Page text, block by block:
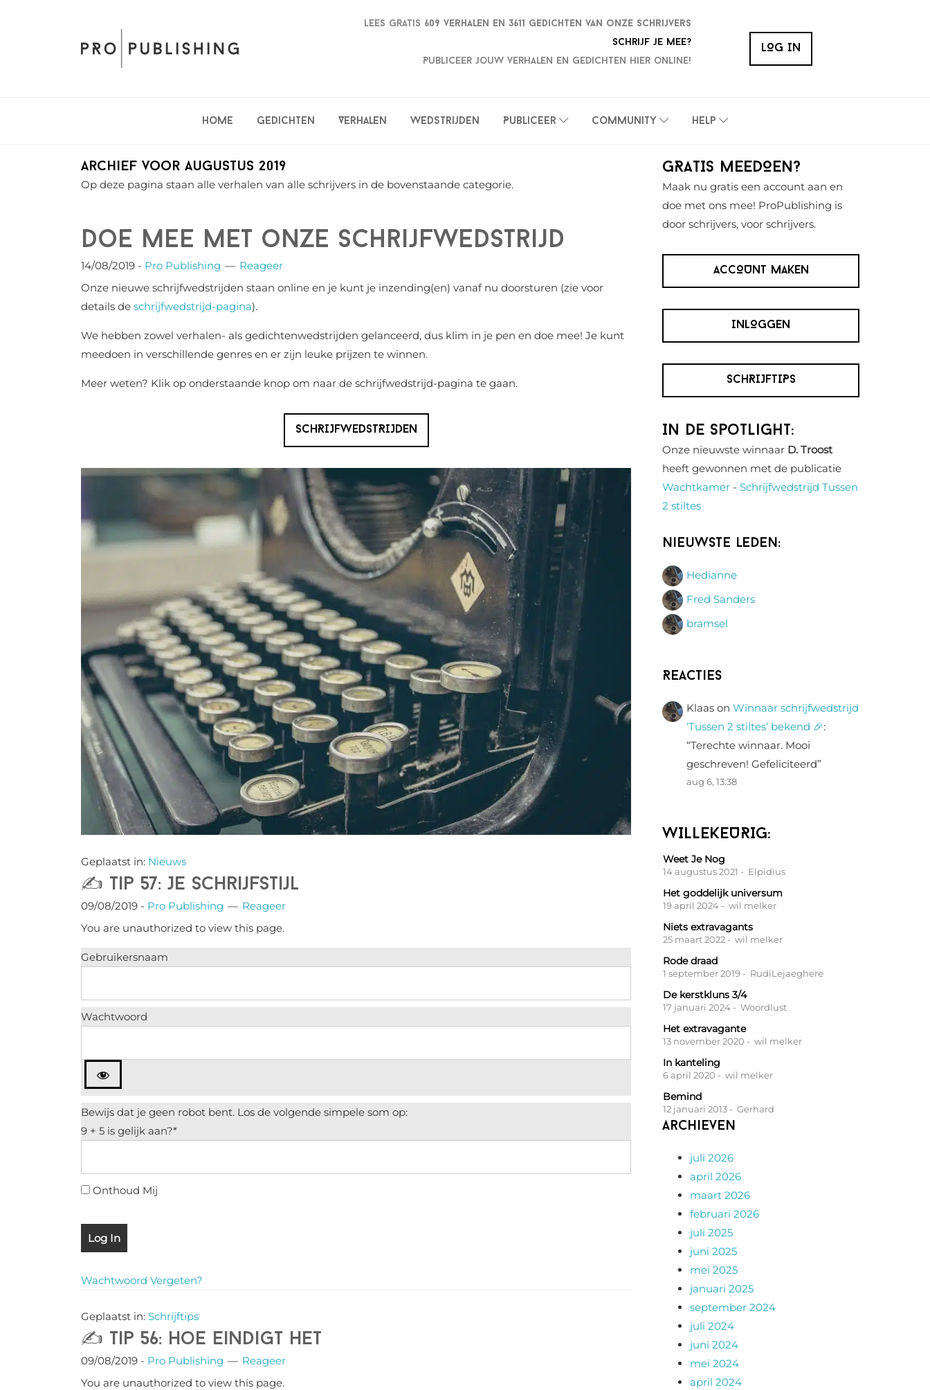
Lees gratis 609 verhalen en 3611 gedichten van onze schrijvers
Schrijf je mee?
Publiceer jouw verhalen en gedichten hier online!
LOG IN
Home Gedichten Verhalen Wedstrijden Publiceer Community Help
Archief voor augustus 2019
Op deze pagina staan alle verhalen van alle schrijvers in de bovenstaande categorie.
Doe mee met onze schrijfwedstrijd
14/08/2019 - Pro Publishing
Reageer
Onze nieuwe schrijfwedstrijden staan online en je kunt je inzending(en) vanaf nu doorsturen (zie voor
details de schrijfwedstrijd-pagina).
We hebben zowel verhalen- als gedichtenwedstrijden gelanceerd, dus klim in je pen en doe mee! Je kunt
meedoen in verschillende genres en er zijn leuke prijzen te winnen.
Meer weten? Klik op onderstaande knop om naar de schrijfwedstrijd-pagina te gaan.
SCHRIJFWEDSTRIJDEN
Geplaatst in: Nieuws
✍️ Tip 57: Je schrijfstijl
09/08/2019 - Pro Publishing
Reageer
You are unauthorized to view this page.
Gebruikersnaam
Wachtwoord
9 + 5 is gelijk aan?*
Onthoud Mij
Wachtwoord Vergeten?
Geplaatst in: Schrijftips
✍️ Tip 56: Hoe eindigt het
09/08/2019 - Pro Publishing
Reageer
You are unauthorized to view this page.
Primaire
Sidebar
GRATIS MEEDOEN?
Maak nu gratis een account aan en
doe met ons mee! ProPublishing is
door schrijvers, voor schrijvers.
ACCOUNT MAKEN
INLOGGEN
SCHRIJFTIPS
In de spotlight:
Onze nieuwste winnaar D. Troost
heeft gewonnen met de publicatie
Wachtkamer - Schrijfwedstrijd Tussen
2 stiltes
Nieuwste leden:
Hedianne
Fred Sanders
bramsel
Reacties
Klaas on Winnaar schrijfwedstrijd
‘Tussen 2 stiltes’ bekend 🎉:
“Terechte winnaar. Mooi
geschreven! Gefeliciteerd”
aug 6, 13:38
WILLEKEURIG:
Weet Je Nog
14 augustus 2021 - Elpidius
Het goddelijk universum
19 april 2024 - wil melker
Niets extravagants
25 maart 2022 - wil melker
Rode draad
1 september 2019 - RudiLejaeghere
De kerstkluns 3/4
17 januari 2024 - Woordlust
Het extravagante
13 november 2020 - wil melker
In kanteling
6 april 2020 - wil melker
Bemind
12 januari 2013 - Gerhard
Archieven
juli 2026
april 2026
maart 2026
februari 2026
juli 2025
juni 2025
mei 2025
januari 2025
september 2024
juli 2024
juni 2024
mei 2024
april 2024